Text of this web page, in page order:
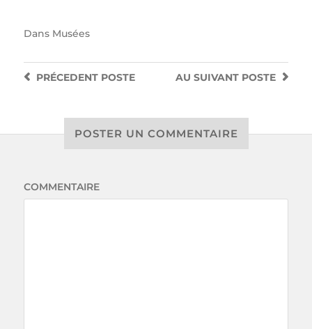
Dans Musées
AU SUIVANT POSTE
PRÉCEDENTPOSTE
POSTER UN COMMENTAIRE
COMMENTAIRE